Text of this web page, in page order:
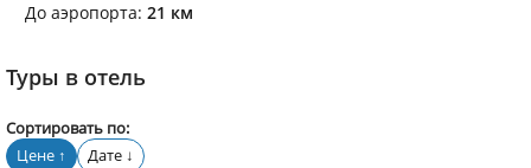
До аэропорта: 21 км
Туры в отель
Сортировать по:
Цене ↑ Дате ↓